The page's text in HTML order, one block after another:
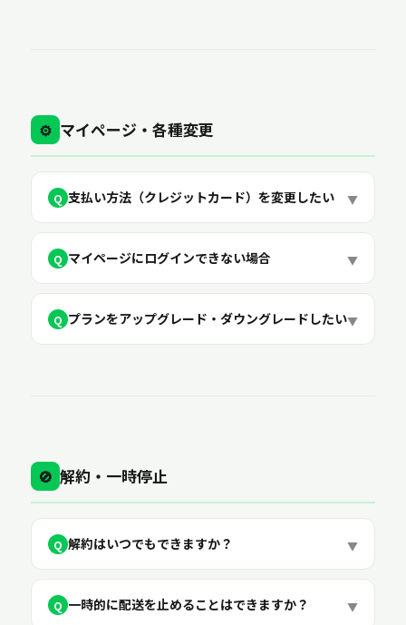
⚙️ マイページ・各種変更
Q 支払い方法（クレジットカード）を変更したい ▼
Q マイページにログインできない場合 ▼
Q プランをアップグレード・ダウングレードしたい▼
🚫 解約・一時停止
Q 解約はいつでもできますか？ ▼
Q 一時的に配送を止めることはできますか？ ▼